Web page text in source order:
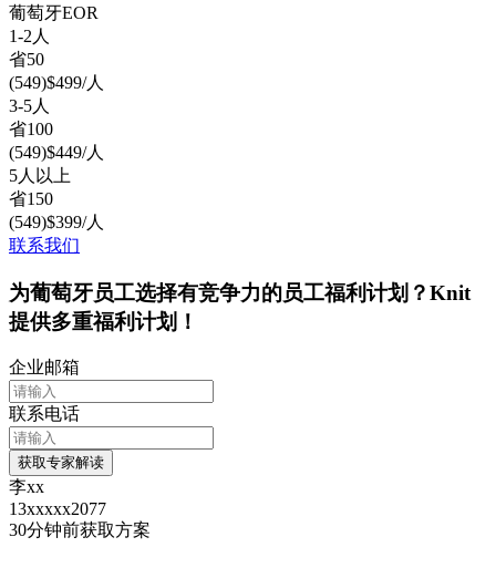
葡萄牙EOR
1-2人
省50
(549)$499/人
3-5人
省100
(549)$449/人
5人以上
省150
(549)$399/人
联系我们
为葡萄牙员工选择有竞争力的员工福利计划？Knit
提供多重福利计划！
企业邮箱
联系电话
获取专家解读
李xx
13xxxxx2077
30分钟前获取方案